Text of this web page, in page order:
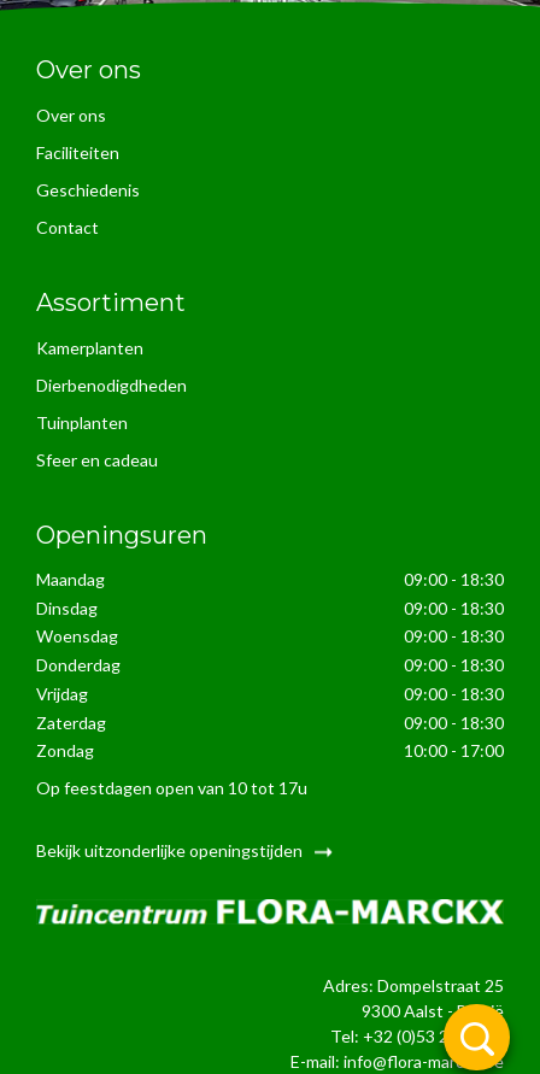
Over ons
Over ons
Faciliteiten
Geschiedenis
Contact
Assortiment
Kamerplanten
Dierbenodigdheden
Tuinplanten
Sfeer en cadeau
Openingsuren
Maandag
09:00 - 18:30
Dinsdag
09:00 - 18:30
Woensdag
09:00 - 18:30
Donderdag
09:00 - 18:30
Vrijdag
09:00 - 18:30
Zaterdag
09:00 - 18:30
Zondag
10:00 - 17:00
Op feestdagen open van 10 tot 17u
Bekijk uitzonderlijke openingstijden
Adres: Dompelstraat 25
9300 Aalst - België
Tel: +32 (0)53 21 24 39
E-mail: info@flora-marckx.be